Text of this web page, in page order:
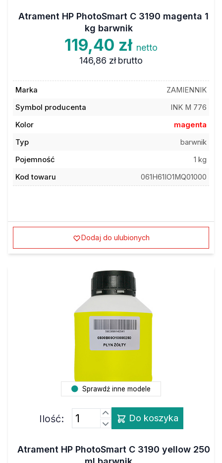
Atrament HP PhotoSmart C 3190 magenta 1
kg barwnik
119,40 zł netto
146,86 zł brutto
Marka
ZAMIENNIK
Symbol producenta
INK M 776
Kolor
magenta
Typ
barwnik
Pojemność
1 kg
Kod towaru
061H61IO1MQ01000
Dodaj do ulubionych
Sprawdź inne modele
Ilość: Do koszyka
Atrament HP PhotoSmart C 3190 yellow 250
ml barwnik